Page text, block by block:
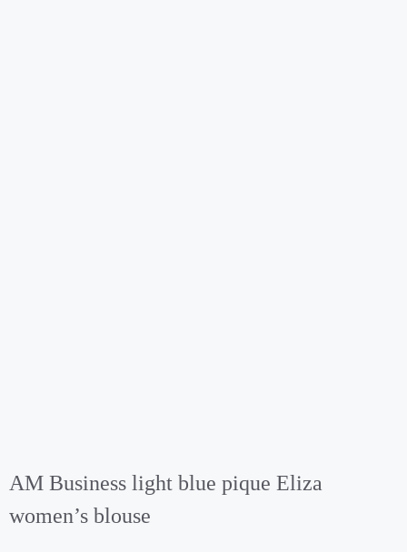
AM Business light blue pique Eliza
women’s blouse